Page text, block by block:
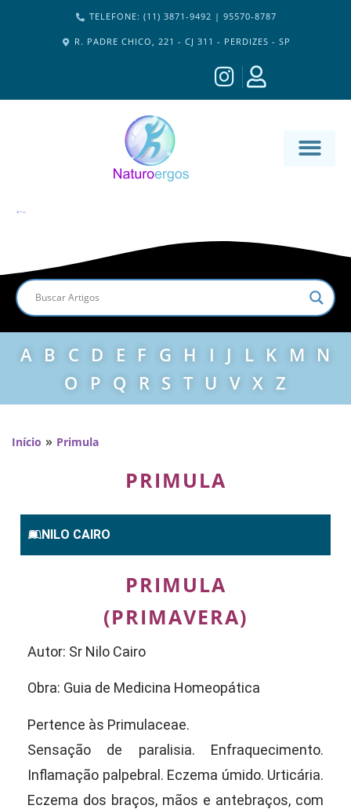
TELEFONE: (11) 3871-9492 | 95570-8787
R. PADRE CHICO, 221 - CJ 311 - PERDIZES - SP
A B C D E F G H I J L K M N
O
P Q R S T U V X Z
Início » Primula
PRIMULA
NILO CAIRO
PRIMULA
(PRIMAVERA)
Autor: Sr Nilo Cairo
Obra: Guia de Medicina Homeopática
Pertence às Primulaceae.
Sensação de paralisia. Enfraquecimento.
Inflamação palpebral. Eczema úmido. Urticária.
Eczema dos braços, mãos e antebraços, com